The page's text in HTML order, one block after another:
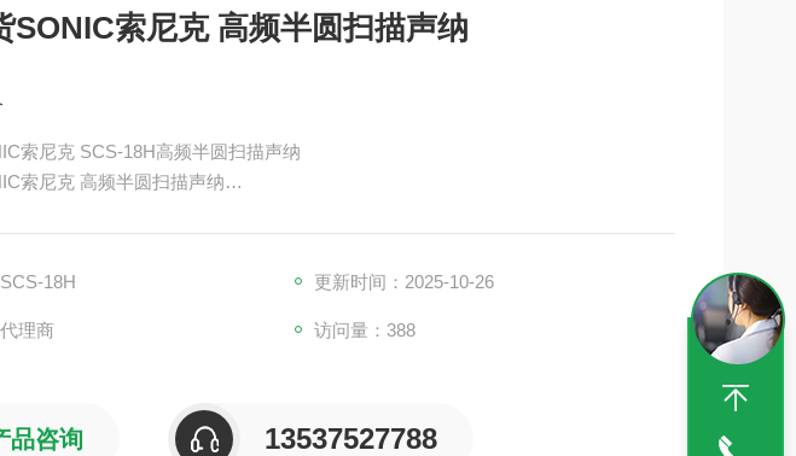
SONIC索尼克 高频半圆扫描声纳
索尼克 SCS-18H高频半圆扫描声纳
索尼克 高频半圆扫描声纳
18H
更新时间：2025-10-26
理商 访问量：388
品咨询 13537527788